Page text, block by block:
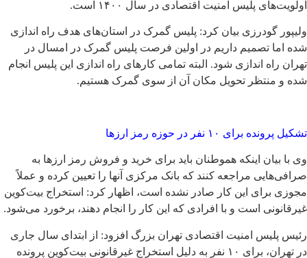
اولویت‌های پلیس امنیت اقتصادی در سال ۱۴۰۰ است.
ولیپور گودرزی بیان کرد: پلیس گمرک در استان‌های هدف راه اندازی
شده اما تصمیم داریم در اولین فرصت پلیس گمرک در امسال در
تهران راه اندازی شود. البته تمامی کارهای راه اندازی این پلیس انجام
شده و منتظر تحویل مکان آن از سوی گمرک هستیم.
تشکیل پرونده برای ۱۰ نفر در حوزه رمز ارزها
وی با بیان اینکه هموطنان باید برای خرید و فروش رمز ارزها به
صرافی‌هایی مراجعه کنند که بانک مرکزی آنها را تعیین کرده و عملاً
مجوزی برای این کار صادر نشده است، اظهار کرد: استخراج بیت‌کوین
غیرقانونی است و با افرادی که این کار را انجام دهند، برخورد می‌شود.
رئیس پلیس امنیت اقتصادی تهران بزرگ افزود: از ابتدای سال جاری
در تهران، برای ۱۰ نفر به دلیل استخراج غیرقانونی بیت‌کوین پرونده